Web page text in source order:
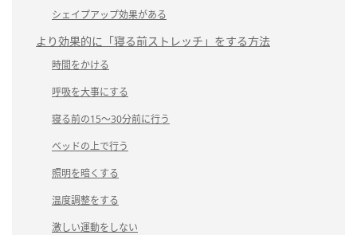
シェイプアップ効果がある
より効果的に「寝る前ストレッチ」をする方法
時間をかける
呼吸を大事にする
寝る前の15～30分前に行う
ベッドの上で行う
照明を暗くする
温度調整をする
激しい運動をしない